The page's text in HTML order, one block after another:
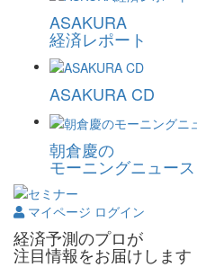
ASAKURA
経済レポート
ASAKURA CD
朝倉慶の
モーニングニュース
マイページ ログイン
経済予測のプロが
注目情報をお届けします